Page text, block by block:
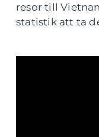
resor till
statistik att ta